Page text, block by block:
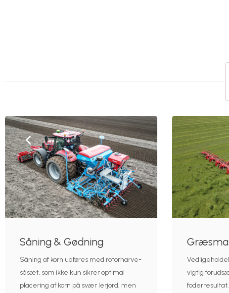
Såning & Gødning
Såning af korn udføres med rotorharve-
såsæt, som ikke kun sikrer optimal
placering af korn på svær lerjord, men
vigtig